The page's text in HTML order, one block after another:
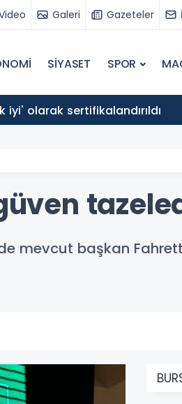
Galeri Gazeteler
SİYASET SPOR
iyi' olarak sertifikalandırıldı
mevcut başkan